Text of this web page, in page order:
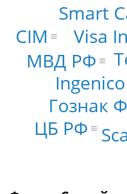
Гознак
Visa
МВД РФ
ЦБ РФ
Smart
CIM